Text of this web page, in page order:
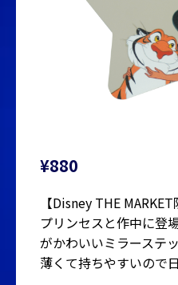
¥880
【Disney THE MARKET
プリンセスと作中に登
がかわいいミラーステ
薄くて持ちやすいので